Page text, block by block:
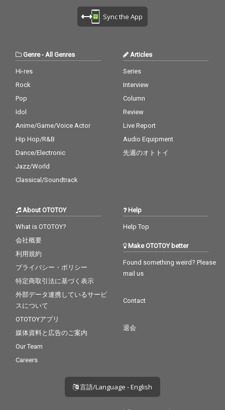
Sync the App
Genre-All Genres
Hi-res
Rock
Pop
Idol
Anime/Game/Voice Actor
Hip Hop/R&B
Dance/Electronic
Jazz/World
Classical/Soundtrack
Articles
Series
Interview
Column
Review
Live Report
Audio Equipment
先週のオトトイ
About OTOTOY
What is OTOTOY?
会社概要
利用規約
プライバシー・ポリシー
特定商取引法に基づく表示
外部データ連携しているサービ
スについて
OTOTOYアプリ
媒体資料と広告のご案内
Our Team
Careers
Help
Help Top
Make OTOTOY better
Found something weird? Please
mail us
Contact
退会
言語/Language - English